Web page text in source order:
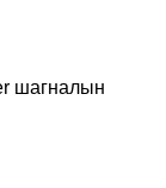
шагналын